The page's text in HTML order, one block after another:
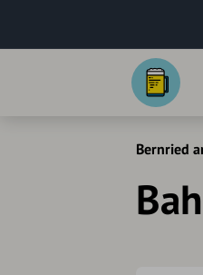
Bernried